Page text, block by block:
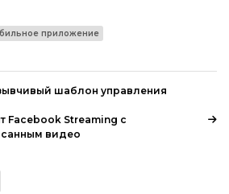
приложение
шаблон управления
Facebook Streaming с
видео